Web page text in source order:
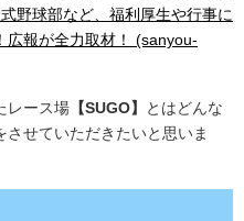
野球部など、福利厚生や行事に
広報が全力取材！ (sanyou-
レース場 【SUGO】
とはどんな
せていただきたいと思いま